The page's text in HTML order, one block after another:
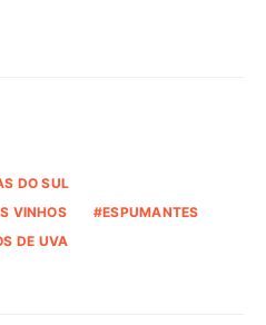
DO SUL
VINHOS
ESPUMANTES
DE UVA